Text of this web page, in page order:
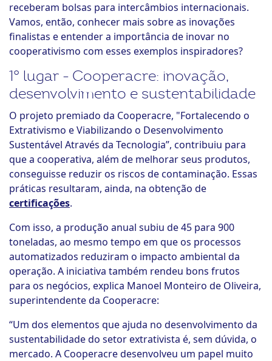
receberam bolsas para intercâmbios internacionais.
Vamos, então, conhecer mais sobre as inovações
finalistas e entender a importância de inovar no
cooperativismo com esses exemplos inspiradores?
1° lugar - Cooperacre: inovação,
desenvolvimento e sustentabilidade
O projeto premiado da Cooperacre, "Fortalecendo o
Extrativismo e Viabilizando o Desenvolvimento
Sustentável Através da Tecnologia”, contribuiu para
que a cooperativa, além de melhorar seus produtos,
conseguisse reduzir os riscos de contaminação. Essas
práticas resultaram, ainda, na obtenção de
certificações.
Com isso, a produção anual subiu de 45 para 900
toneladas, ao mesmo tempo em que os processos
automatizados reduziram o impacto ambiental da
operação. A iniciativa também rendeu bons frutos
para os negócios, explica Manoel Monteiro de Oliveira,
superintendente da Cooperacre:
“Um dos elementos que ajuda no desenvolvimento da
sustentabilidade do setor extrativista é, sem dúvida, o
mercado. A Cooperacre desenvolveu um papel muito